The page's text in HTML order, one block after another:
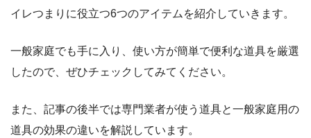
イレつまりに役立つ6つのアイテムを紹介していきます。
一般家庭でも手に入り、使い方が簡単で便利な道具を厳選
したので、ぜひチェックしてみてください。
また、記事の後半では専門業者が使う道具と一般家庭用の
道具の効果の違いを解説しています。